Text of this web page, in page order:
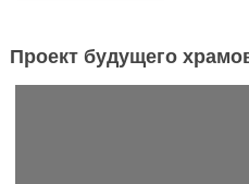
Проект будущего